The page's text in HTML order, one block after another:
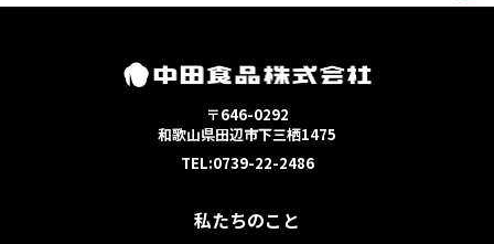
〒646-0292
和歌山県田辺市下三栖1475
TEL:0739-22-2486
私たちのこと